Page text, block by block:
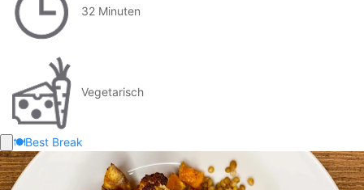
32 Minuten
Vegetarisch
🍽️Best Break